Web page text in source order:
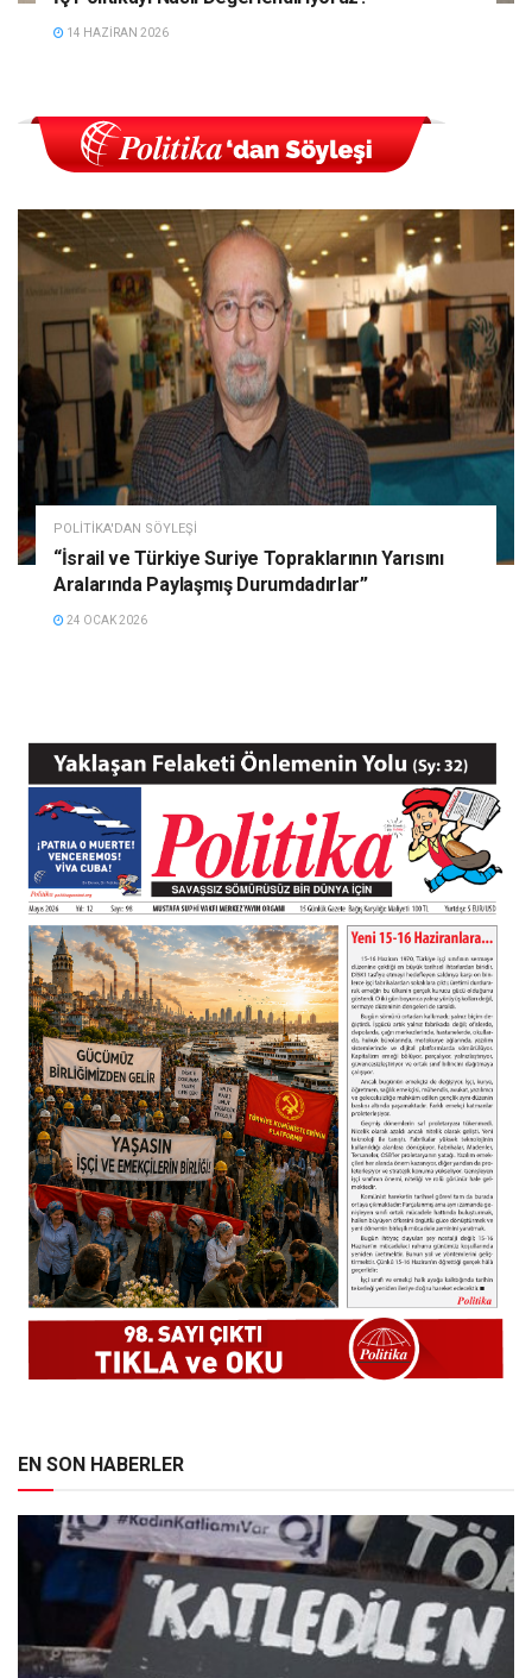
14 HAZIRAN 2026
POLITIKA'DAN SÖYLEŞI
“İsrail ve Türkiye Suriye Topraklarının Yarısını
Aralarında Paylaşmış Durumdadırlar”
24 OCAK 2026
EN SON HABERLER